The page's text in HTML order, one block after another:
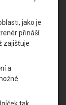
jako je
přináší
zajišťuje
a